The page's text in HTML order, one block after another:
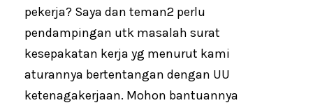
pekerja? Saya dan teman2 perlu
pendampingan utk masalah surat
kesepakatan kerja yg menurut kami
aturannya bertentangan dengan UU
ketenagakerjaan. Mohon bantuannya